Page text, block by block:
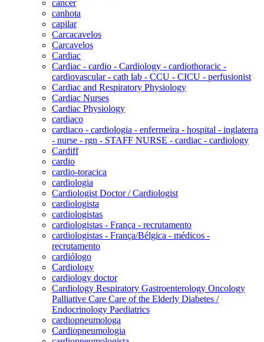
cancer
canhota
capilar
Carcacavelos
Carcavelos
Cardiac
Cardiac - cardio - Cardiology - cardiothoracic -
cardiovascular - cath lab - CCU - CICU - perfusionist
Cardiac and Respiratory Physiology
Cardiac Nurses
Cardiac Physiology
cardiaco
cardiaco - cardiologia - enfermeira - hospital - inglaterra
- nurse - rgn - STAFF NURSE - cardiac - cardiology
Cardiff
cardio
cardio-toracica
cardiologia
Cardiologist Doctor / Cardiologist
cardiologista
cardiologistas
cardiologistas - França - recrutamento
cardiologistas - França/Bélgica - médicos -
recrutamento
cardiólogo
Cardiology
cardiology doctor
Cardiology Respiratory Gastroenterology Oncology
Palliative Care Care of the Elderly Diabetes /
Endocrinology Paediatrics
cardiopneumologa
Cardiopneumologia